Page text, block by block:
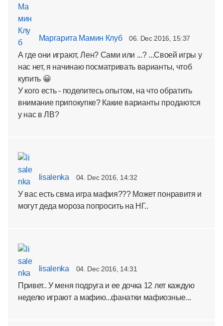
Маргарита Мамин Клуб 06. Dec 2016, 15:37
А где они играют, Лен? Сами или ...? ...Своей игры у
нас нет, я начинаю посматривать варианты, чтоб
купить 😀
У кого есть - поделитесь опытом, на что обратить
внимание припокупке? Какие варианты продаются
у нас в ЛВ?
lisalenka 04. Dec 2016, 14:32
У вас есть свма игра мафия??? Может понравитя и
могут деда мороза попросить на НГ..
lisalenka 04. Dec 2016, 14:31
Привет.. У меня подруга и ее дочка 12 лет каждую
неделю играют а мафию...фанатки мафиозные...